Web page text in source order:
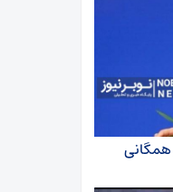
همگانی